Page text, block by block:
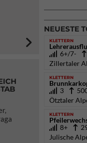
02.10.2026
NEUESTE
KLETTERN
6+/7-
Zillertaler
KLETTERN
3
Ötztaler
KLETTERN
8+
Julische